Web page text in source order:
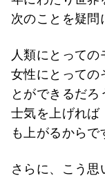
次のことを疑問
人類にとって
女性にとっての
とができるだ
士気を上げれば
も上がるからで
さらに、こう思